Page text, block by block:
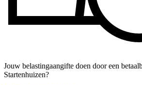
Jouw belastingaangifte doen door een
Startenhuizen?